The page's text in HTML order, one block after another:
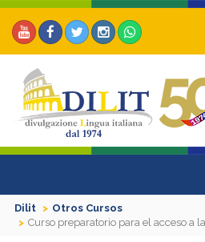
Dilit
Otros Cursos
Curso preparatorio para el acceso a